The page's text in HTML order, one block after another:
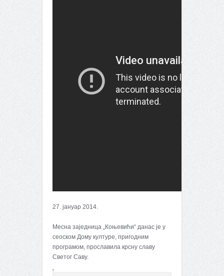
27. јануар 2014.
Месна заједница „Коњевићи“ данас је у
сеоском Дому културе, пригодним
програмом, прославила крсну славу
Светог Саву.